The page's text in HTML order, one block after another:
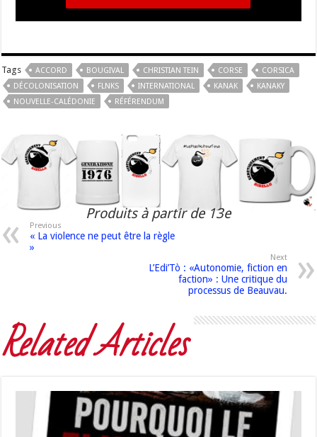
Tags ACCORD BOUGIVAL CHRISTIAN TEIN CORSE
CORSICA
DÉCOLONISATION
FLNKS INTERNATIONAL KANAK
KANAKY
NOUVELLE-CALÉDONIE
RÉFÉRENDUM
Produits à partir de 13e
Previous
« La violence ne peut être la règle
»
Next
L’Edi’Tò : «Autonomie, fiction en
faction» : Une critique du
processus de Beauvau.
Related Articles